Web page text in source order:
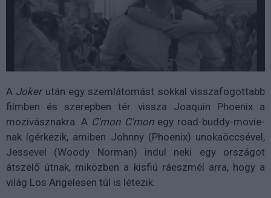
A Joker után egy szemlátomást sokkal visszafogottabb
filmben és szerepben tér vissza Joaquin Phoenix a
mozivásznakra. A C'mon C'monegy road-buddy-movie-
nak ígérkezik, amiben Johnny (Phoenix) unokaöccsével,
Jessevel (Woody Norman) indul neki egy országot
átszelő útnak, miközben a kisfiú ráeszmél arra, hogy a
világ Los Angelesen túl is létezik.